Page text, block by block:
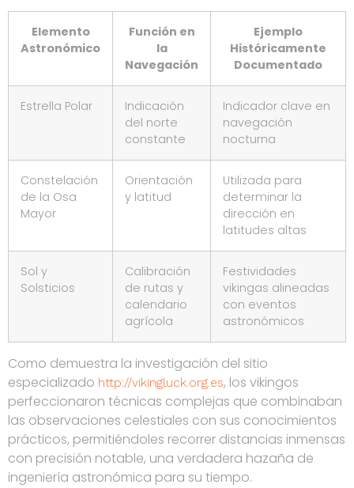
Elemento
Astronómico
Función en
la
Navegación
Ejemplo
Históricamente
Documentado
Estrella Polar
Indicación
del norte
constante
Indicador clave en
navegación
nocturna
Constelación
de la Osa
Mayor
Orientación
y latitud
Utilizada para
determinar la
dirección en
latitudes altas
Sol y
Solsticios
Calibración
de rutas y
calendario
agrícola
Festividades
vikingas alineadas
con eventos
astronómicos
Como demuestra la investigación del sitio
especializado http://vikingluck.org.es, los vikingos
perfeccionaron técnicas complejas que combinaban
las observaciones celestiales con sus conocimientos
prácticos, permitiéndoles recorrer distancias inmensas
con precisión notable, una verdadera hazaña de
ingeniería astronómica para su tiempo.